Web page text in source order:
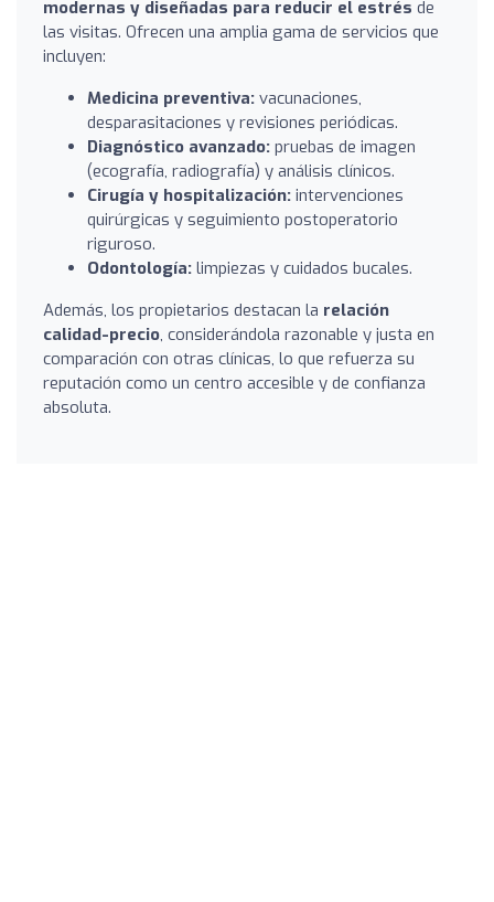
modernas y diseñadas para reducir el estrés de
las visitas. Ofrecen una amplia gama de servicios que
incluyen:
Medicina preventiva: vacunaciones,
desparasitaciones y revisiones periódicas.
Diagnóstico avanzado: pruebas de imagen
(ecografía, radiografía) y análisis clínicos.
Cirugía y hospitalización: intervenciones
quirúrgicas y seguimiento postoperatorio
riguroso.
Odontología: limpiezas y cuidados bucales.
Además, los propietarios destacan la relación
calidad-precio, considerándola razonable y justa en
comparación con otras clínicas, lo que refuerza su
reputación como un centro accesible y de confianza
absoluta.